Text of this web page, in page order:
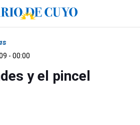
- 00:00
y el pincel